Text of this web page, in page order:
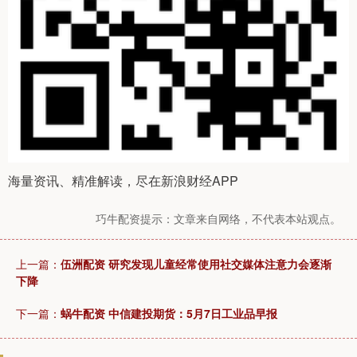
海量资讯、精准解读，尽在新浪财经APP
巧牛配资提示：文章来自网络，不代表本站观点。
上一篇： 伍洲配资 研究发现儿童经常使用社交媒体注意力会逐渐
下降
下一篇： 蜗牛配资 中信建投期货：5月7日工业品早报